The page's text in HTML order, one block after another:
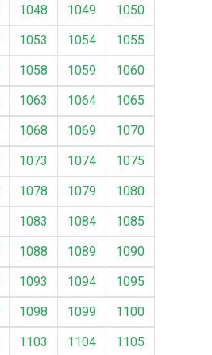
1048 1049
1050
1053 1054
1055
1058 1059
1060
1063 1064
1065
1068 1069
1070
1073 1074
1075
1078 1079
1080
1083 1084
1085
1088 1089
1090
1093 1094
1095
1098 1099
1100
1103 1104
1105